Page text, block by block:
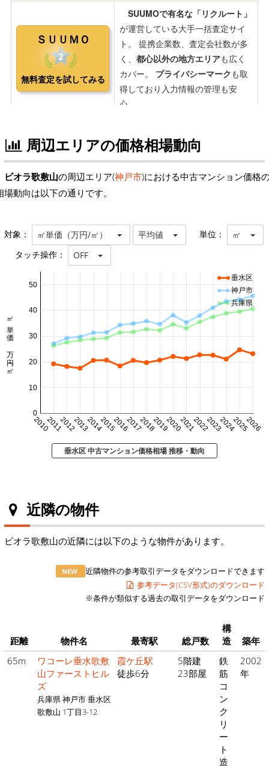
周辺エリアの価格相場動向
ビオラ歌敷山の周辺エリア(神戸市)における中古マンション価格
場動向は以下の通りです。
対象： ㎡単価（万円/㎡） 平均値 単位： ㎡
タッチ操作： OFF
20102011201220132014201520162017201820192020202120222023202420252026
0
10
20
30
40
50
㎡単価 万円/㎡
垂水区
神戸市
兵庫県
垂水区 中古マンション価格相場 推移・動向
近隣の物件
ビオラ歌敷山の近隣には以下のような物件があります。
NEW
近隣物件の参考取引データをダウンロードできます
参考データ(CSV形式)のダウンロード
※条件が類似する過去の取引データをダウンロード
距離 物件名 最寄駅 総戸数
構
造
築年
65m
ワコーレ垂水歌敷
山ファーストヒル
ズ
兵庫県 神戸市 垂水区
歌敷山 1丁目3-12
霞ケ丘駅
徒歩6分
5階建
23部屋
鉄
筋
コ
ン
ク
リ
ー
ト
造
2002
年